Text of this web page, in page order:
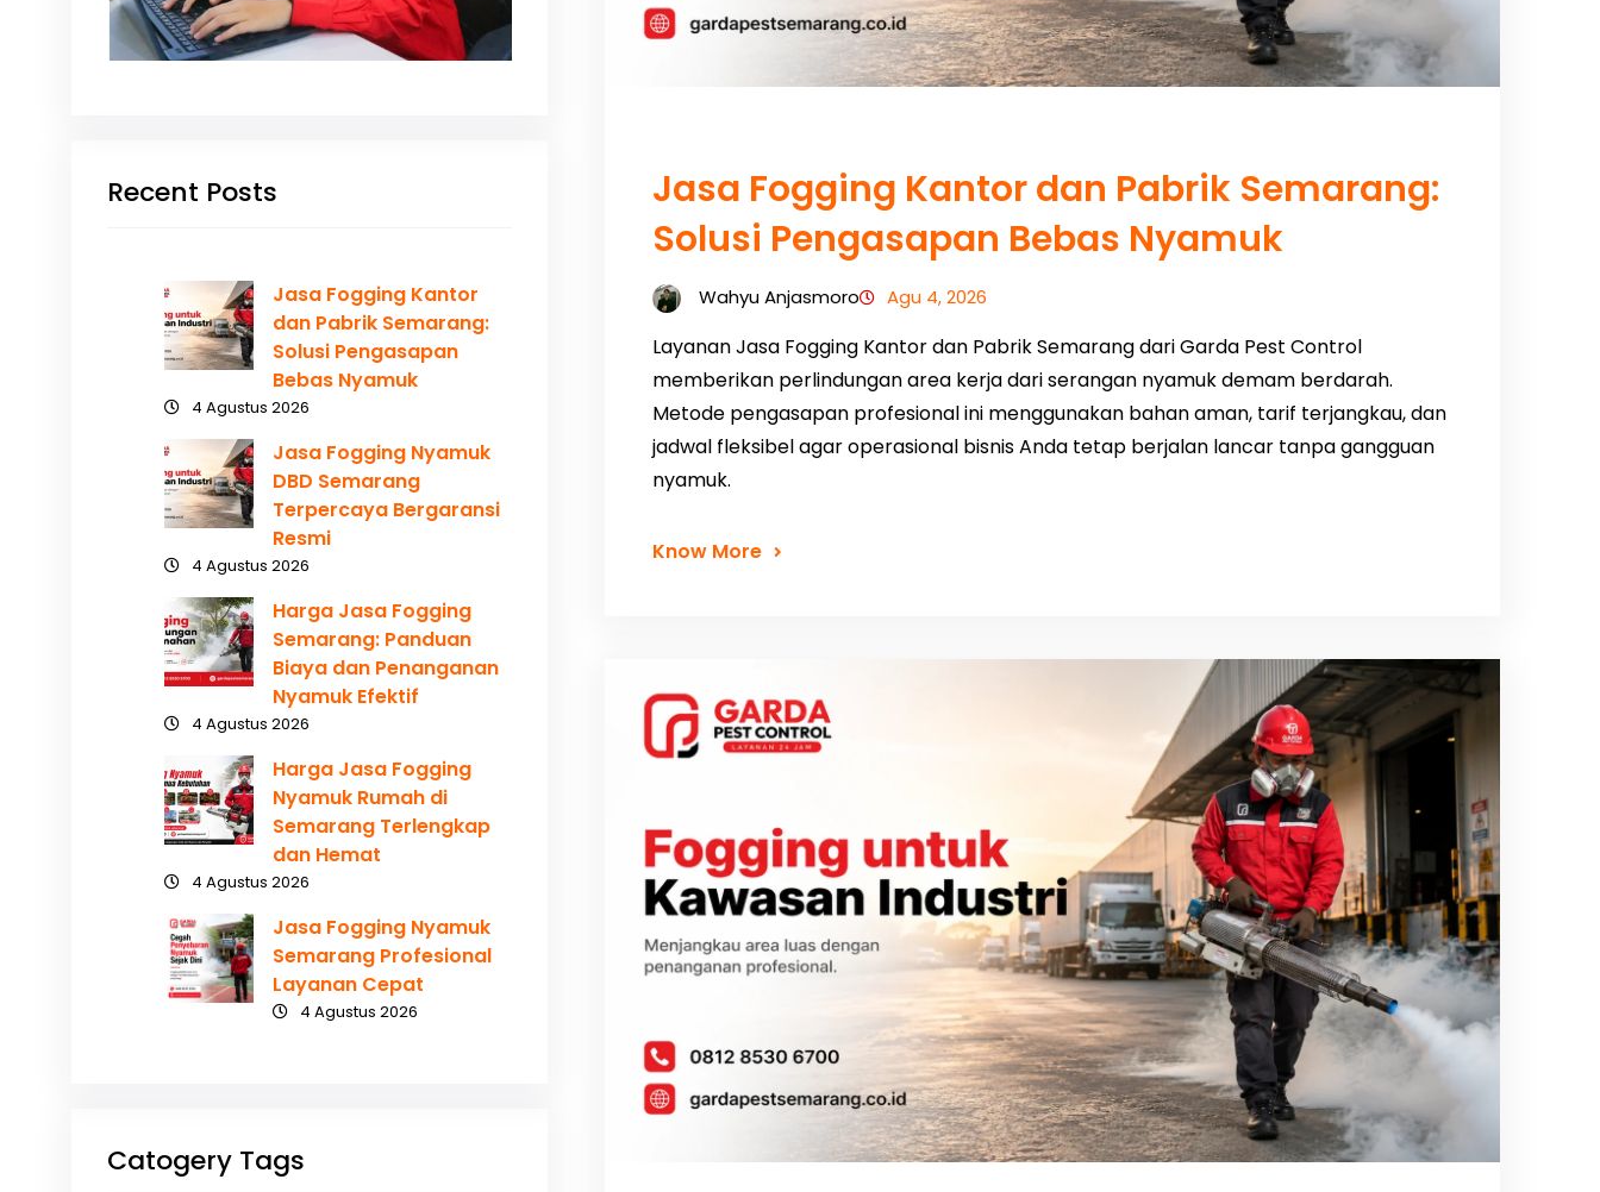
Recent Posts
Jasa Fogging Kantor
dan Pabrik Semarang:
Solusi Pengasapan
Bebas Nyamuk
4 Agustus 2026
Jasa Fogging Nyamuk
DBD Semarang
Terpercaya Bergaransi
Resmi
4 Agustus 2026
Harga Jasa Fogging
Semarang: Panduan
Biaya dan Penanganan
Nyamuk Efektif
4 Agustus 2026
Harga Jasa Fogging
Nyamuk Rumah di
Semarang Terlengkap
dan Hemat
4 Agustus 2026
Jasa Fogging Nyamuk
Semarang Profesional
Layanan Cepat
4 Agustus 2026
Catogery Tags
Jasa Fogging Kantor dan Pabrik Semarang:
Solusi Pengasapan Bebas Nyamuk
Wahyu Anjasmoro Agu 4, 2026
Layanan Jasa Fogging Kantor dan Pabrik Semarang dari Garda Pest Control
memberikan perlindungan area kerja dari serangan nyamuk demam berdarah.
Metode pengasapan profesional ini menggunakan bahan aman, tarif terjangkau, dan
jadwal fleksibel agar operasional bisnis Anda tetap berjalan lancar tanpa gangguan
nyamuk.
Know More